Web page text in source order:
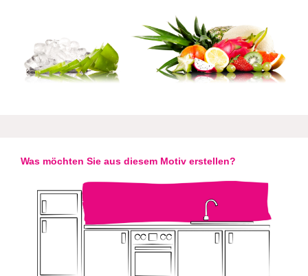
Was möchten Sie aus diesem Motiv erstellen?